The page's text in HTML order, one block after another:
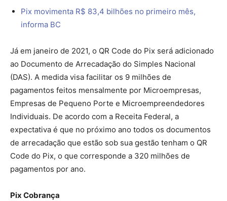
Pix movimenta R$ 83,4 bilhões no primeiro mês,
informa BC
Já em janeiro de 2021, o QR Code do Pix será adicionado
ao Documento de Arrecadação do Simples Nacional
(DAS). A medida visa facilitar os 9 milhões de
pagamentos feitos mensalmente por Microempresas,
Empresas de Pequeno Porte e Microempreendedores
Individuais. De acordo com a Receita Federal, a
expectativa é que no próximo ano todos os documentos
de arrecadação que estão sob sua gestão tenham o QR
Code do Pix, o que corresponde a 320 milhões de
pagamentos por ano.
Pix Cobrança